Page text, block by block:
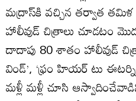
మద్రాస్‌కి వచ్చిన తర్వాత
హాలీవుడ్‌ చిత్రాలు చూడటం
దాదాపు 80 శాతం హాలీవుడ్‌
విండ్‌’, ‘ఫ్రం హియర్‌ టు
మళ్లీ మళ్లీ చూసి